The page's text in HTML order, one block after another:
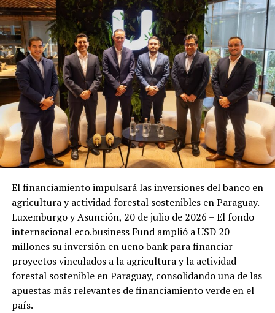
El financiamiento impulsará las inversiones del banco en
agricultura y actividad forestal sostenibles en Paraguay.
Luxemburgo y Asunción, 20 de julio de 2026 – El fondo
internacional eco.business Fund amplió a USD 20
millones su inversión en ueno bank para financiar
proyectos vinculados a la agricultura y la actividad
forestal sostenible en Paraguay, consolidando una de las
apuestas más relevantes de financiamiento verde en el
país.